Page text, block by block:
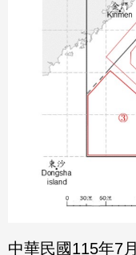
中華民國115年7